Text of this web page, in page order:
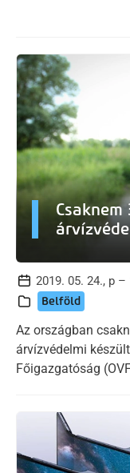
2019. 05. 24., p –
Belföld
Az országban
árvízvédelmi
Főigazgatóság